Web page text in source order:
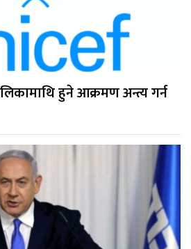
हुने आक्रमण अन्त्य गर्न